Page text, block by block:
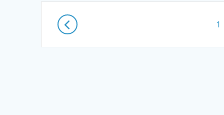
Posts
navigation
1